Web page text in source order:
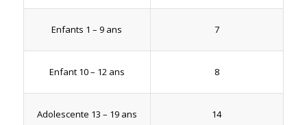
Enfants 1 – 9 ans 7
Enfant 10 – 12 ans 8
Adolescente 13 – 19 ans 14